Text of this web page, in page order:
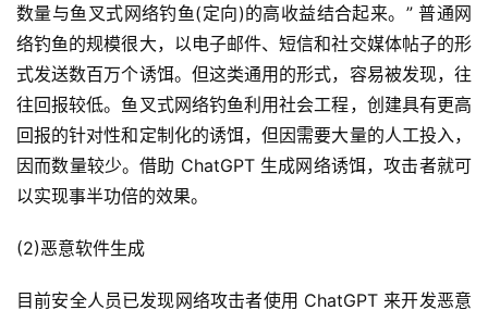
数量与鱼叉式网络钓鱼(定向)的高收益结合起来。” 普通网
络钓鱼的规模很大，以电子邮件、短信和社交媒体帖子的形
式发送数百万个诱饵。但这类通用的形式，容易被发现，往
往回报较低。鱼叉式网络钓鱼利用社会工程，创建具有更高
回报的针对性和定制化的诱饵，但因需要大量的人工投入，
因而数量较少。借助 ChatGPT 生成网络诱饵，攻击者就可
以实现事半功倍的效果。
(2)恶意软件生成
目前安全人员已发现网络攻击者使用 ChatGPT 来开发恶意